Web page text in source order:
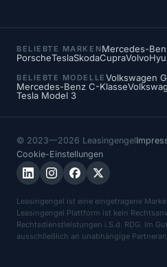
BELIEBTE MARKENMercedes-
PorscheTeslaSkodaCupraVolvo
BELIEBTE MODELLE Volkswagen
Mercedes-Benz C-Klasse
Tesla Model 3
© 2023—2026 Leasingengel
Cookie-Einstellungen
Leasingengel ist eine eingetragene
Leasingengel Plattform ist kein
Rechtsdienstleistungen i.S.d. RDG. Im
ausschließlich an unabhängige